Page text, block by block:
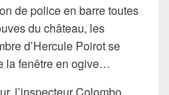
de police en barre toutes
du château, les
d’Hercule Poirotse
la fenêtre en ogive…
l’inspecteurColombo,